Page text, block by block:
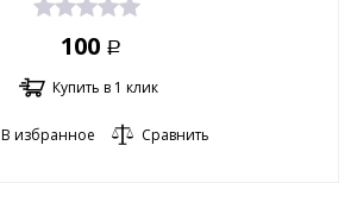
100 Р
Купить в 1 клик
В избранное Сравнить